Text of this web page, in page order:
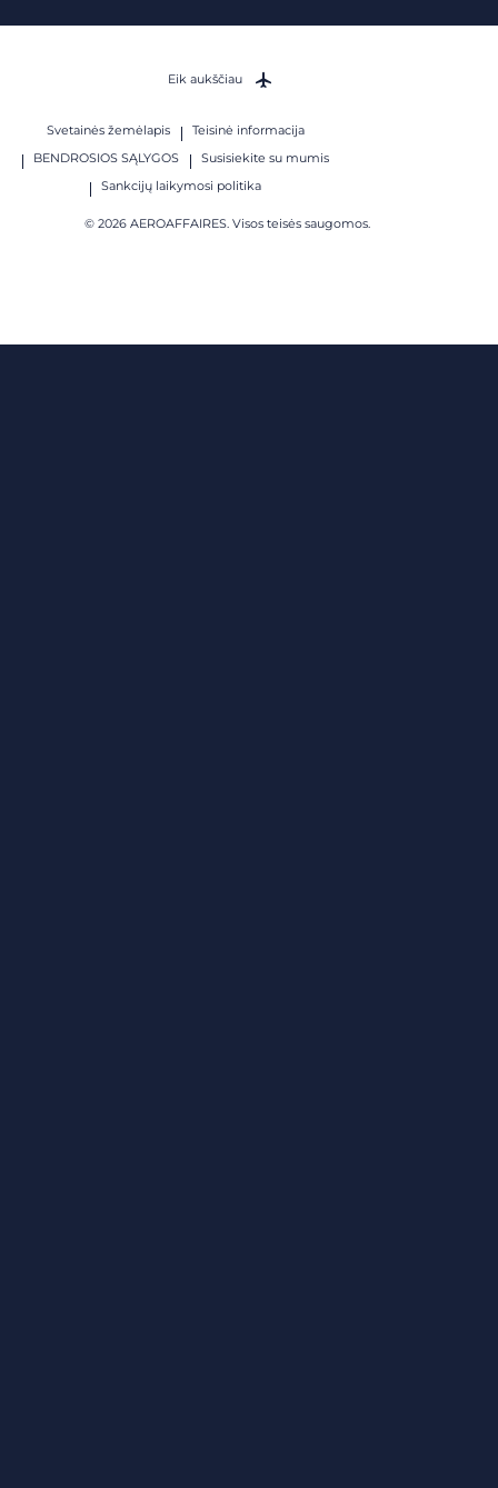
Svetainės žemėlapis
Teisinė informacija
BENDROSIOS SĄLYGOS
Susisiekite su mumis
Sankcijų laikymosi politika
© 2026 AEROAFFAIRES. Visos teisės saugomos.
Eik aukščiau